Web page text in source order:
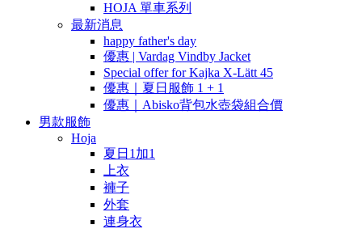
HOJA 單車系列
最新消息
happy father's day
優惠 | Vardag Vindby Jacket
Special offer for Kajka X-Lätt 45
優惠｜夏日服飾 1 + 1
優惠｜Abisko背包水壺袋組合價
男款服飾
Hoja
夏日1加1
上衣
褲子
外套
連身衣